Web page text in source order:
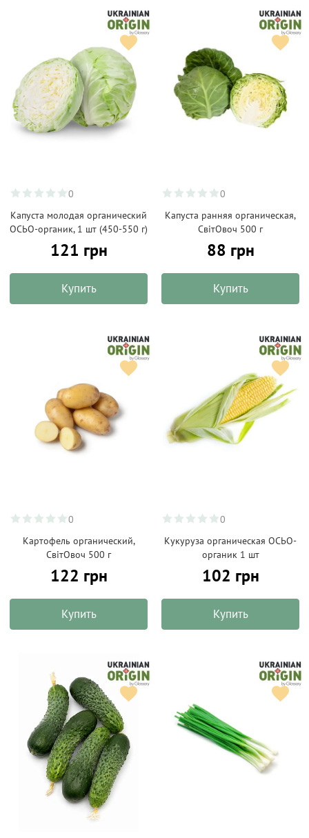
0
Капуста молодая органический
ОСЬО-органик, 1 шт (450-550 г)
121 грн
Купить
0
Капуста ранняя органическая,
СвітОвоч 500 г
88 грн
Купить
0
Картофель органический,
СвітОвоч 500 г
122 грн
Купить
0
Кукуруза органическая ОСЬО-
органик 1 шт
102 грн
Купить